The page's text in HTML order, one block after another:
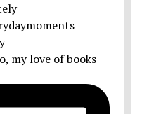
my love of books